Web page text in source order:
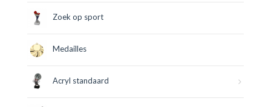
Zoek op sport
Medailles
Acryl standaard